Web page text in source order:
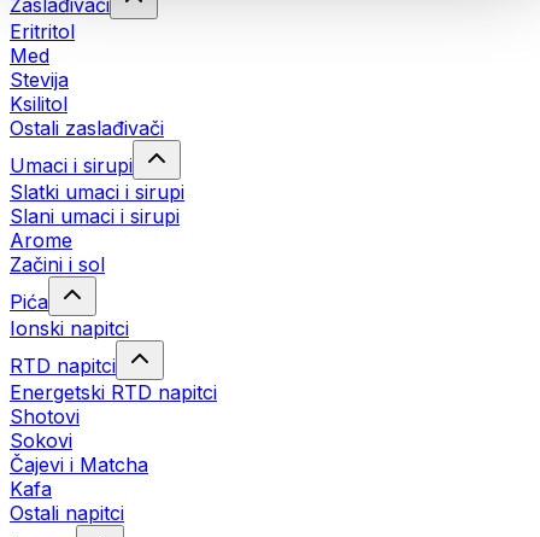
Zaslađivači
Eritritol
Med
Stevija
Ksilitol
Ostali zaslađivači
Umaci i sirupi
Slatki umaci i sirupi
Slani umaci i sirupi
Arome
Začini i sol
Pića
Ionski napitci
RTD napitci
Energetski RTD napitci
Shotovi
Sokovi
Čajevi i Matcha
Kafa
Ostali napitci